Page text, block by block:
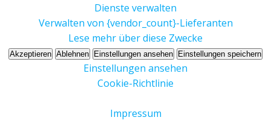
Dienste verwalten
Verwalten von {vendor_count}-Lieferanten
Lese mehr über diese Zwecke
Akzeptieren Ablehnen Einstellungen ansehen Einstellungen speichern
Einstellungen ansehen
Cookie-Richtlinie
Impressum